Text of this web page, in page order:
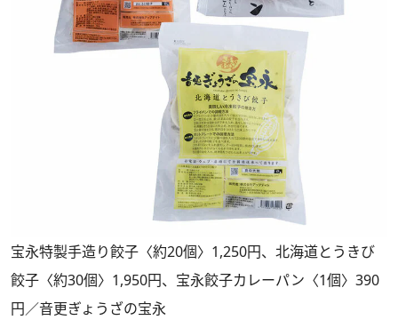
宝永特製手造り餃子〈約20個〉1,250円、北海道とうきび
餃子〈約30個〉1,950円、宝永餃子カレーパン〈1個〉390
円／音更ぎょうざの宝永